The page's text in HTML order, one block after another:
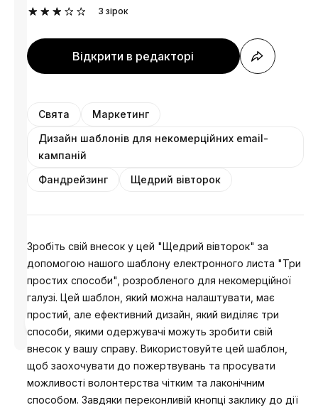
Розроблено
Анастасія
3 зірок
Відкрити в редакторі
Свята
Маркетинг
Дизайн шаблонів для некомерційних email-
кампаній
Фандрейзинг
Щедрий вівторок
Зробіть свій внесок у цей "Щедрий вівторок" за
допомогою нашого шаблону електронного листа "Три
простих способи", розробленого для некомерційної
галузі. Цей шаблон, який можна налаштувати, має
простий, але ефективний дизайн, який виділяє три
способи, якими одержувачі можуть зробити свій
внесок у вашу справу. Використовуйте цей шаблон,
щоб заохочувати до пожертвувань та просувати
можливості волонтерства чітким та лаконічним
способом. Завдяки переконливій кнопці заклику до дії